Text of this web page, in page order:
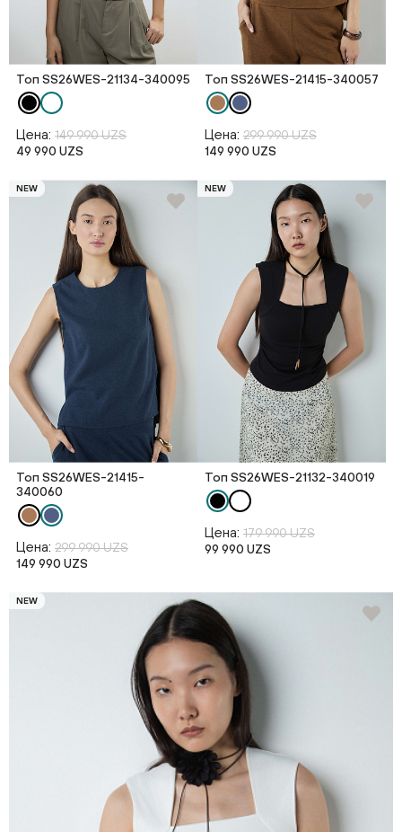
Топ SS26WES-21134-340095
Цена: 149 990 UZS
49 990 UZS
Топ SS26WES-21415-340057
Цена: 299 990 UZS
149 990 UZS
NEW
Топ SS26WES-21415-
340060
Цена: 299 990 UZS
149 990 UZS
NEW
Топ SS26WES-21132-340019
Цена: 179 990 UZS
99 990 UZS
NEW